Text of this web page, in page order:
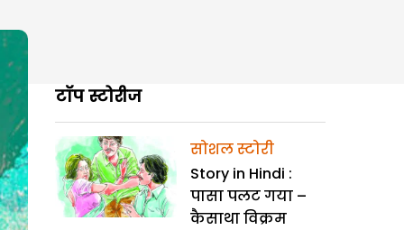
टॉप स्टोरीज
सोशल स्टोरी
Story in Hindi :
पासा पलट गया –
कैसाथा विक्रम